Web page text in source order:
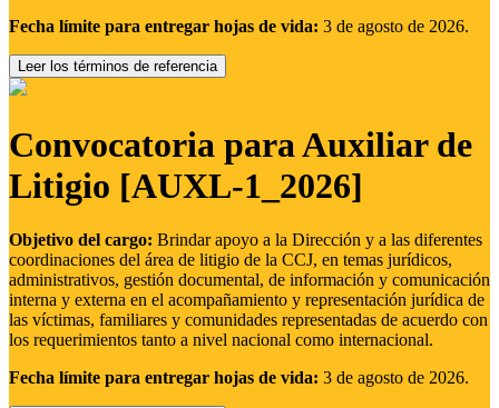
Fecha límite para entregar hojas de vida: 3 de agosto de 2026.
Leer los términos de referencia
Convocatoria para Auxiliar de
Litigio [AUXL-1_2026]
Objetivo del cargo: Brindar apoyo a la Dirección y a las diferentes
coordinaciones del área de litigio de la CCJ, en temas jurídicos,
administrativos, gestión documental, de información y comunicación
interna y externa en el acompañamiento y representación jurídica de
las víctimas, familiares y comunidades representadas de acuerdo con
los requerimientos tanto a nivel nacional como internacional.
Fecha límite para entregar hojas de vida: 3 de agosto de 2026.